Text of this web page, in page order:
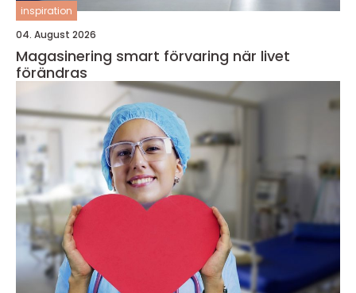
inspiration
04. August 2026
Magasinering smart förvaring när livet
förändras